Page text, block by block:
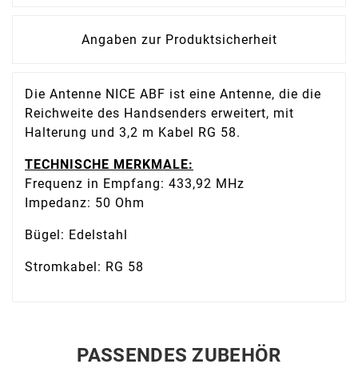
Angaben zur Produktsicherheit
Die Antenne NICE ABF ist eine Antenne, die die
Reichweite des Handsenders erweitert, mit
Halterung und 3,2 m Kabel RG 58.
TECHNISCHE MERKMALE:
Frequenz in Empfang: 433,92 MHz
Impedanz: 50 Ohm
Bügel: Edelstahl
Stromkabel: RG 58
PASSENDES ZUBEHÖR